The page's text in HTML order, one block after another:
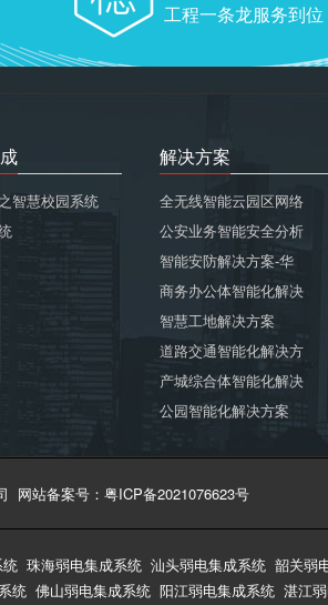
工程一条龙服务到位
智慧校园系统
解决方案
全无线智能云园区网络
公安业务智能安全分析
智能安防解决方案-华
商务办公体智能化解决
智慧工地解决方案
道路交通智能化解决方
产城综合体智能化解决
公园智能化解决方案
网站备案号：粤ICP备2021076623号
珠海弱电集成系统 汕头弱电集成系统 韶关弱
统 佛山弱电集成系统 阳江弱电集成系统 湛江